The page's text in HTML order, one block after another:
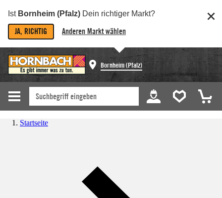
Ist Bornheim (Pfalz) Dein richtiger Markt?
JA, RICHTIG Anderen Markt wählen
Bornheim (Pfalz)
Startseite